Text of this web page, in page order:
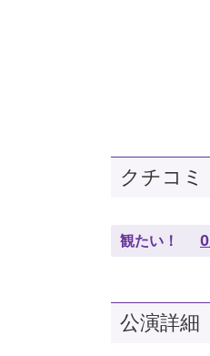
クチコミ
観たい！ 0
公演詳細